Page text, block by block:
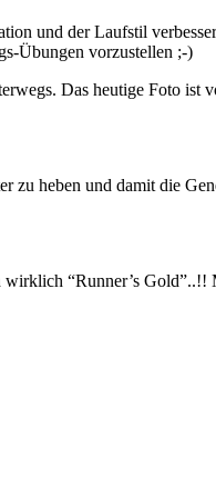
und der Laufstil
Übungen vorzustellen ;-)
Das heutige Foto ist
zu heben und damit die
wirklich “Runner’s Gold”..!!